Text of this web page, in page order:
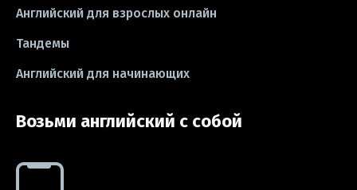
Английский для взрослых онлайн
Тандемы
Английский для начинающих
Возьми английский с собой